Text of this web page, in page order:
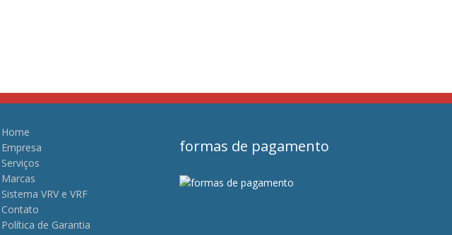
Home
Empresa
Serviços
Marcas
Sistema VRV e VRF
Contato
Política de Garantia
formas de pagamento